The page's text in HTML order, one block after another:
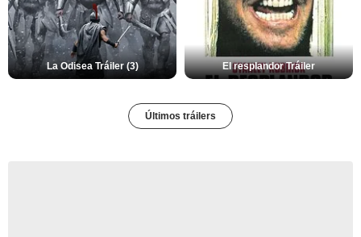
La Odisea Tráiler (3) El resplandor Tráiler
Últimos tráilers